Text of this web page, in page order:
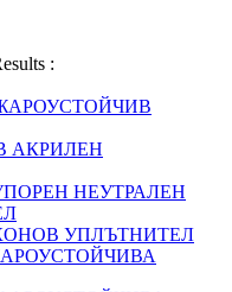
:
АКРИЛЕН
НЕУТРАЛЕН
УПЛЪТНИТЕЛ